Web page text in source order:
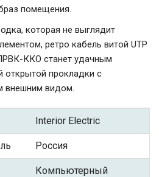
помещения.
которая не выглядит
ретро кабель витой UTP
ККО станет удачным
открытой прокладки с
внешним видом.
Interior Electric
Россия
Компьютерный